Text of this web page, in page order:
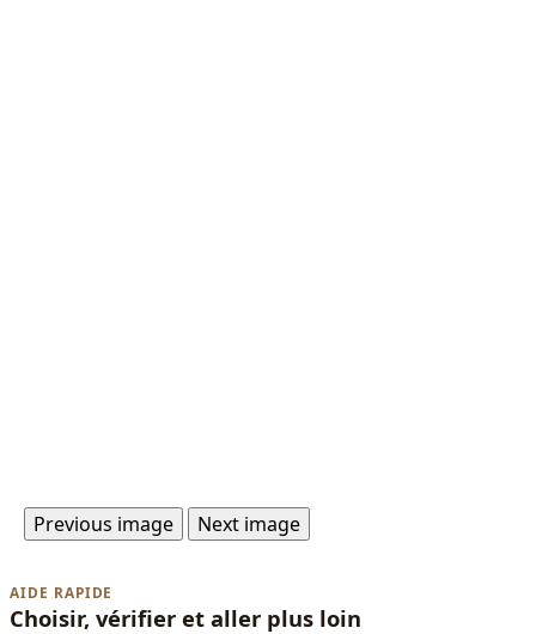
Previous image Next image
AIDE RAPIDE
Choisir, vérifier et aller plus loin